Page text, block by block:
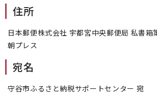
住所
日本郵便株式会社 宇都宮中央郵便局 私書箱
朝プレス
宛名
守谷市ふるさと納税サポートセンター 宛